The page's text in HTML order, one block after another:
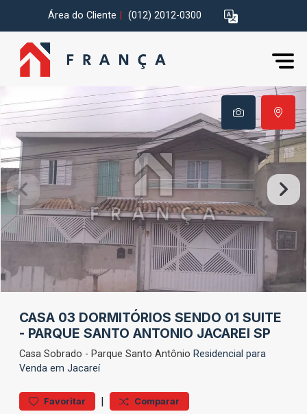
Área do Cliente (012) 2012-0300
CASA 03 DORMITÓRIOS SENDO 01 SUITE
- PARQUE SANTO ANTONIO JACAREI SP
Casa Sobrado - Parque Santo Antônio Residencial para
Venda em Jacareí
Favoritar | Comparar